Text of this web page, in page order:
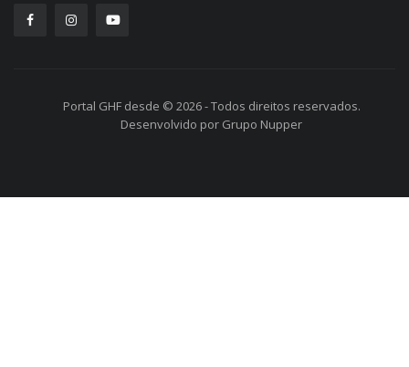
Portal GHF desde © 2026 - Todos direitos reservados.
Desenvolvido por Grupo Nupper